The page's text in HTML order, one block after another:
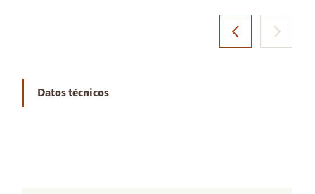
Datos técnicos